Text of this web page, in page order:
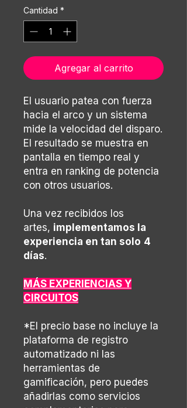
Cantidad *
Agregar al carrito
El usuario patea con fuerza
hacia el arco y un sistema
mide la velocidad del disparo.
El resultado se muestra en
pantalla en tiempo real y
entra en ranking de potencia
con otros usuarios.
Una vez recibidos los
artes, implementamos la
experiencia en tan solo 4
días.
MÁS EXPERIENCIAS Y
CIRCUITOS
*El precio base no incluye la
plataforma de registro
automatizado ni las
herramientas de
gamificación, pero puedes
añadirlas como servicios